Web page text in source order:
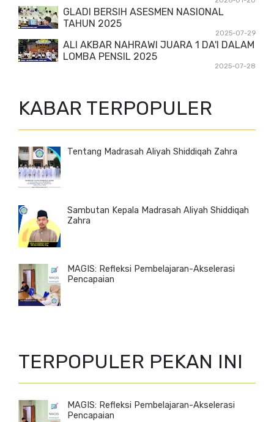
GLADI BERSIH ASESMEN NASIONAL
TAHUN 2025
2025-07-29
ALI AKBAR NAHRAWI JUARA 1 DA'I DALAM
LOMBA PENSIL 2025
2025-07-28
KABAR TERPOPULER
Tentang Madrasah Aliyah Shiddiqah Zahra
Sambutan Kepala Madrasah Aliyah Shiddiqah
Zahra
MAGIS: Refleksi Pembelajaran-Akselerasi
Pencapaian
TERPOPULER PEKAN INI
MAGIS: Refleksi Pembelajaran-Akselerasi
Pencapaian